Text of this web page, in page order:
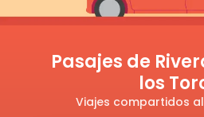
Pasajes de
los
Viajes compartidos